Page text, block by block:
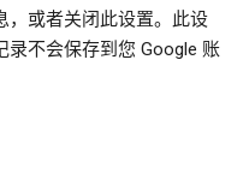
，或者关闭此设置。此设
录不会保存到您 Google 账